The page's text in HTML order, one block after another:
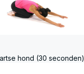
hond (30 seconden)